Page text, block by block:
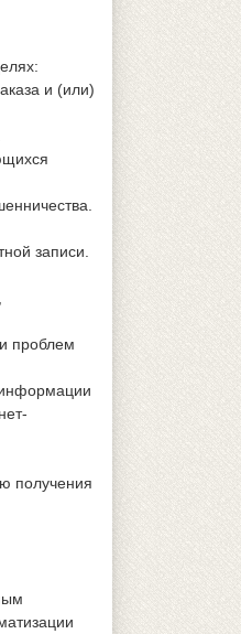
и (или)
записи.
проблем
получения